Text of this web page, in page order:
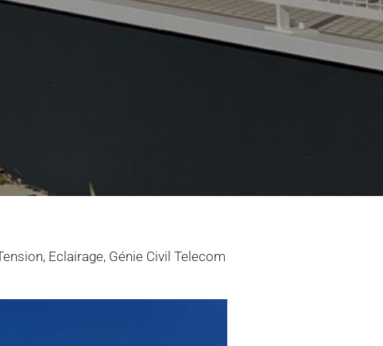
Eclairage, Génie Civil Telecom